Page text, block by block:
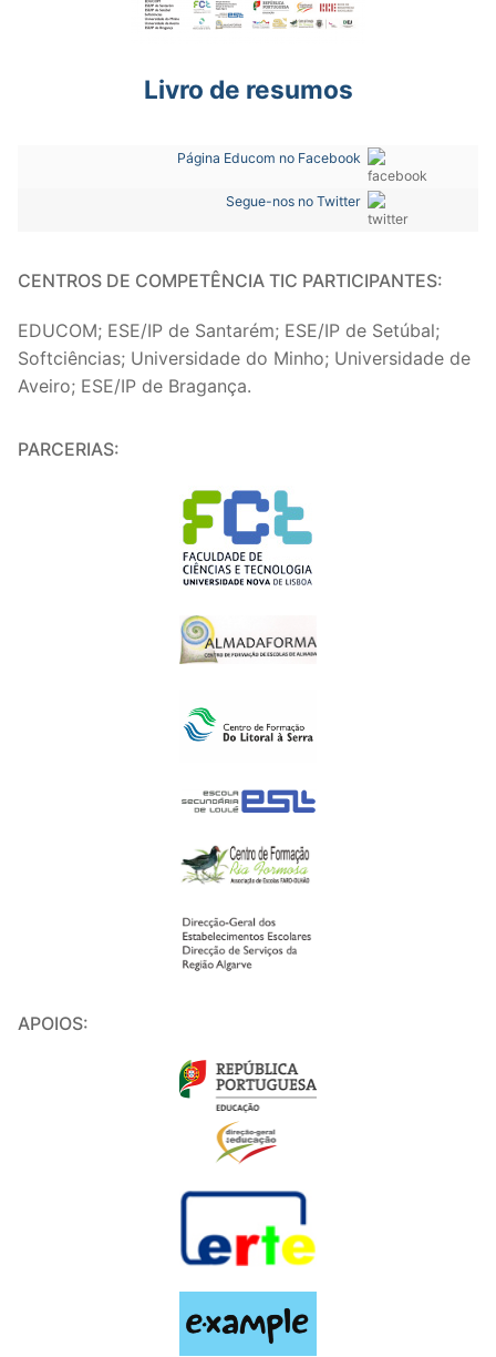
Livro de resumos
Página Educom no Facebook
Segue-nos no Twitter
CENTROS DE COMPETÊNCIA TIC PARTICIPANTES:
EDUCOM; ESE/IP de Santarém; ESE/IP de Setúbal;
Softciências; Universidade do Minho; Universidade de
Aveiro; ESE/IP de Bragança.
PARCERIAS:
APOIOS: